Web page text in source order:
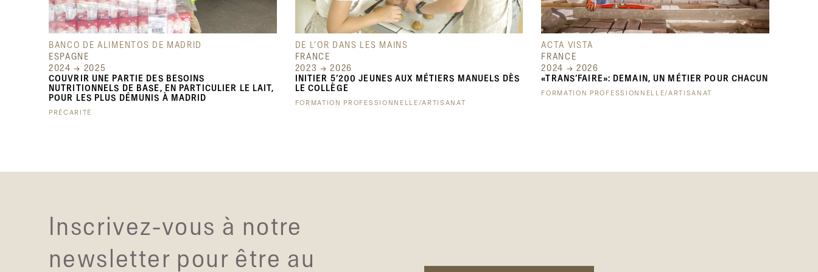
BANCO DE ALIMENTOS DE MADRID
ESPAGNE
2024 → 2025
COUVRIR UNE PARTIE DES BESOINS
NUTRITIONNELS DE BASE, EN PARTICULIER LE LAIT,
POUR LES PLUS DÉMUNIS À MADRID
PRÉCARITÉ
DE L’OR DANS LES MAINS
FRANCE
2023 → 2026
INITIER 5’200 JEUNES AUX MÉTIERS MANUELS DÈS
LE COLLÈGE
FORMATION PROFESSIONNELLE/ARTISANAT
ACTA VISTA
FRANCE
2024 → 2026
«TRANS’FAIRE»: DEMAIN, UN MÉTIER POUR CHACUN
FORMATION PROFESSIONNELLE/ARTISANAT
Inscrivez-vous à notre
newsletter pour être au